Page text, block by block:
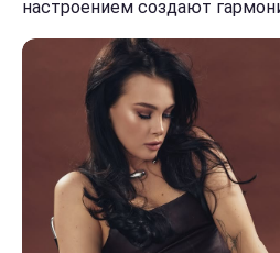
настроением создают